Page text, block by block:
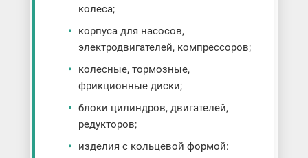
колеса;
корпуса для насосов,
электродвигателей, компрессоров;
колесные, тормозные,
фрикционные диски;
блоки цилиндров, двигателей,
редукторов;
изделия с кольцевой формой: